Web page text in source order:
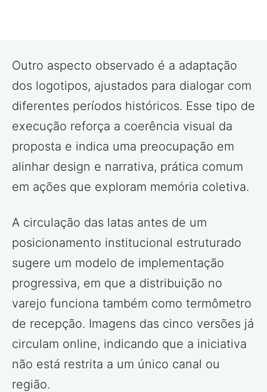
Outro aspecto observado é a adaptação
dos logotipos, ajustados para dialogar com
diferentes períodos históricos. Esse tipo de
execução reforça a coerência visual da
proposta e indica uma preocupação em
alinhar design e narrativa, prática comum
em ações que exploram memória coletiva.
A circulação das latas antes de um
posicionamento institucional estruturado
sugere um modelo de implementação
progressiva, em que a distribuição no
varejo funciona também como termômetro
de recepção. Imagens das cinco versões já
circulam online, indicando que a iniciativa
não está restrita a um único canal ou
região.